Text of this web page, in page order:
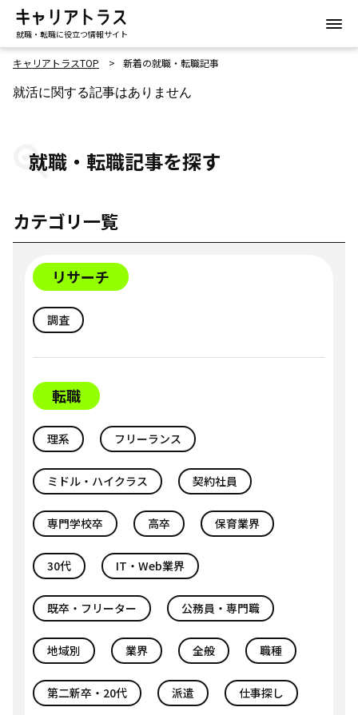
就職・転職に役立つ情報サイト
キャリアトラスTOP 新着の就職・転職記事
就活に関する記事はありません
就職・転職記事を探す
カテゴリ一覧
リサーチ
調査
転職
理系 フリーランス
ミドル・ハイクラス 契約社員
専門学校卒 高卒 保育業界
30代 IT・Web業界
既卒・フリーター 公務員・専門職
地域別 業界 全般 職種
第二新卒・20代 派遣 仕事探し